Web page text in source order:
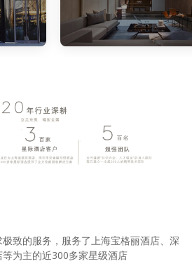
致的服务，服务了上海宝格丽酒店、深
为主的近300多家星级酒店